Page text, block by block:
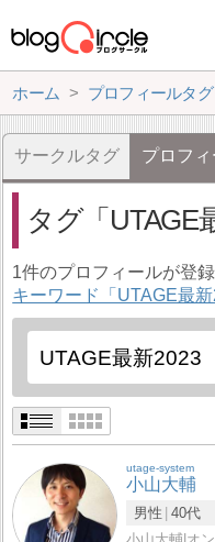
ホーム プロフィールタグ
サークルタグ プロフ
タグ UTAGE
1件のプロフィールが登
キーワード「UTAGE最
utage-system
小山大輔
男性 40代